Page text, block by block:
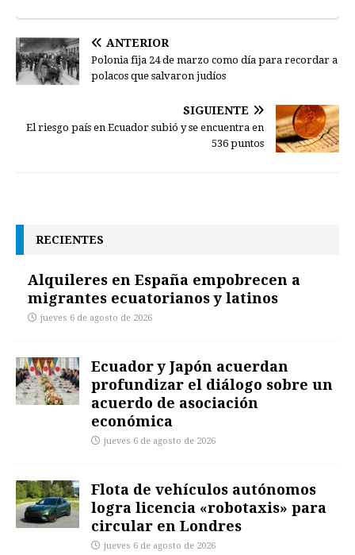
ANTERIOR
Polonia fija 24 de marzo como día para recordar a
polacos que salvaron judíos
SIGUIENTE
El riesgo país en Ecuador subió y se encuentra en
536 puntos
RECIENTES
Alquileres en España empobrecen a
migrantes ecuatorianos y latinos
jueves 6 de agosto de 2026
Ecuador y Japón acuerdan
profundizar el diálogo sobre un
acuerdo de asociación
económica
jueves 6 de agosto de 2026
Flota de vehículos autónomos
logra licencia «robotaxis» para
circular en Londres
jueves 6 de agosto de 2026